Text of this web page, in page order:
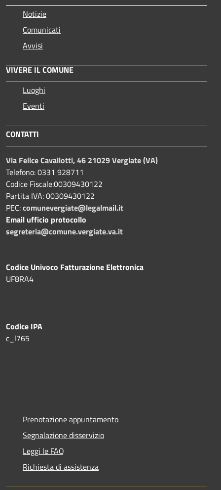
Notizie
Comunicati
Avvisi
VIVERE IL COMUNE
Luoghi
Eventi
CONTATTI
Via Felice Cavallotti, 46 21029 Vergiate (VA)
Telefono: 0331 928711
Codice Fiscale:00309430122
Partita IVA: 00309430122
PEC:comunevergiate@legalmail.it
Email ufficio protocollo
segreteria@comune.vergiate.va.it
Codice Univoco Fatturazione Elettronica
UF8RA4
Codice IPA
c_l765
Prenotazione appuntamento
Segnalazione disservizio
Leggi le FAQ
Richiesta di assistenza